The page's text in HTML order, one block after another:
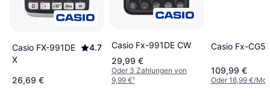
Casio FX-991DE
X
4.7
26,69 €
Casio Fx-991DE CW
29,99 €
Oder 3 Zahlungen von
9,99 €¹
Casio Fx-
109,99 €
Oder 18,99 €/